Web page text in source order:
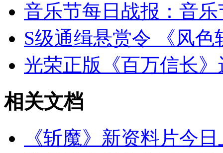
音乐节每日战报：音
S级通缉悬赏令 《风
光荣正版《百万信长
相关文档
《斩魔》新资料片今